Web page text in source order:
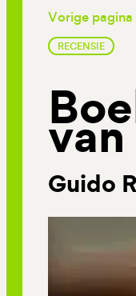
Vorige pagina
RECENSIE
Guido